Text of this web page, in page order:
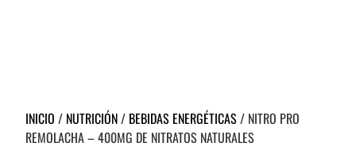
INICIO / NUTRICIÓN/ BEBIDAS ENERGÉTICAS/ NITRO PRO
REMOLACHA – 400MG DE NITRATOS NATURALES